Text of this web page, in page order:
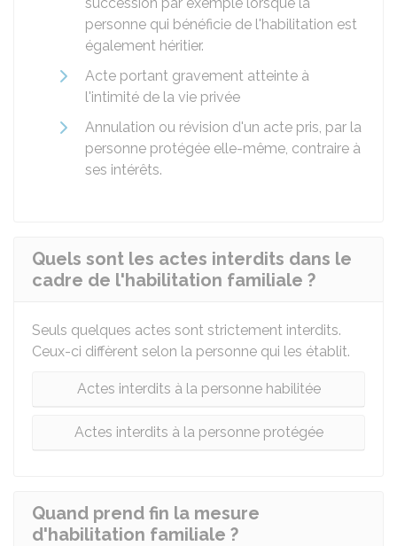
personne qui bénéficie de l'habilitation est
également héritier.
Acte portant gravement atteinte à
l'intimité de la vie privée
Annulation ou révision d'un acte pris, par la
personne protégée elle-même, contraire à
ses intérêts.
Quels sont les actes interdits dans le
cadre de l'habilitation familiale ?
Seuls quelques actes sont strictement interdits.
Ceux-ci diffèrent selon la personne qui les établit.
Actes interdits à la personne habilitée
Actes interdits à la personne protégée
Quand prend fin la mesure
d'habilitation familiale ?